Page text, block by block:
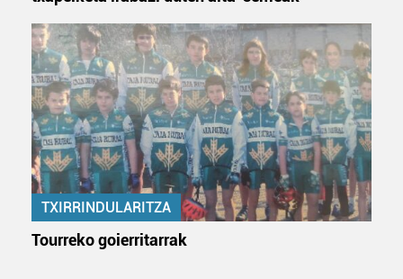
TXIRRINDULARITZA
Tourreko goierritarrak